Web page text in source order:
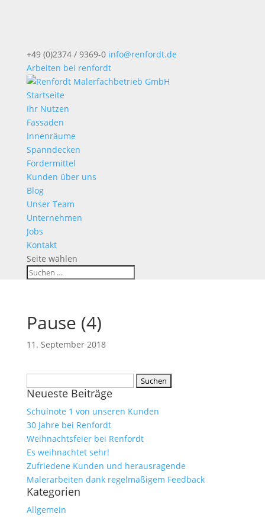
+49 (0)2374 / 9369-0 info@renfordt.de
Arbeiten bei renfordt
Startseite
Ihr Nutzen
Fassaden
Innenräume
Spanndecken
Fördermittel
Kunden über uns
Blog
Unser Team
Unternehmen
Jobs
Kontakt
Seite wählen
Pause (4)
11. September 2018
nach:
Neueste Beiträge
Schulnote 1 von unseren Kunden
30 Jahre bei Renfordt
Weihnachtsfeier bei Renfordt
Es weihnachtet sehr!
Zufriedene Kunden und herausragende
Malerarbeiten dank regelmäßigem Feedback
Kategorien
Allgemein